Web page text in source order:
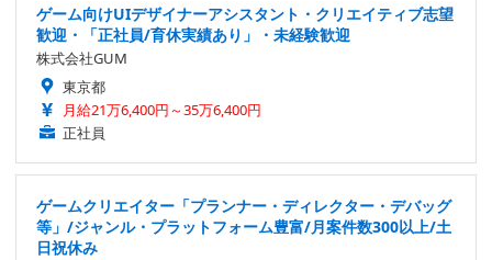
ゲーム向けUIデザイナーアシスタント・クリエイティブ志望
歓迎・「正社員/育休実績あり」・未経験歓迎
株式会社GUM
東京都
月給21万6,400円～35万6,400円
正社員
ゲームクリエイター「プランナー・ディレクター・デバッグ
等」/ジャンル・プラットフォーム豊富/月案件数300以上/土
日祝休み